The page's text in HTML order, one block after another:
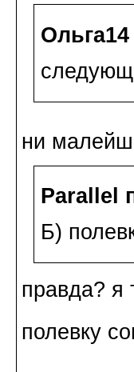
ни
Parallel
Б)
правда? я
полевку